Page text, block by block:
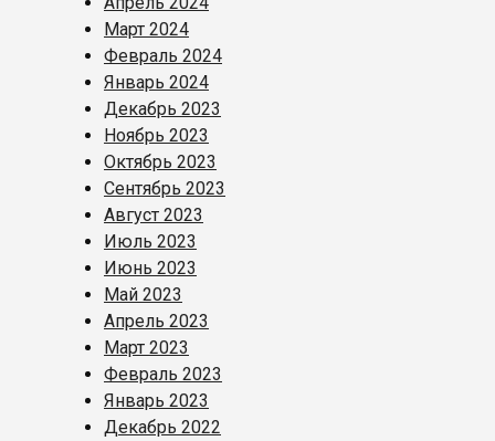
Март 2024
Февраль 2024
Январь 2024
Декабрь 2023
Ноябрь 2023
Октябрь 2023
Сентябрь 2023
Август 2023
Июль 2023
Июнь 2023
Май 2023
Апрель 2023
Март 2023
Февраль 2023
Январь 2023
Декабрь 2022